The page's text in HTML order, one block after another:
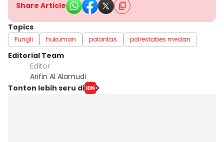
Share Article
Topics
Pungli hukuman polantas polrestabes medan
Editorial Team
Editor
Arifin Al Alamudi
Tonton lebih seru di